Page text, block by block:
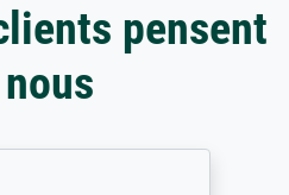
pensent